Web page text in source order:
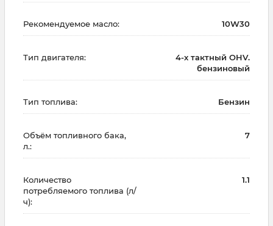
Рекомендуемое масло: 10W30
Тип двигателя:
4-х тактный OHV.
бензиновый
Тип топлива: Бензин
Объём топливного бака,
л.:
7
Количество
потребляемого топлива (л/
ч):
1.1